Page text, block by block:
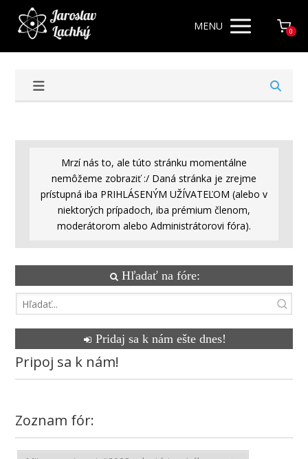
MENU 0
Mrzí nás to, ale túto stránku momentálne
nemôžeme zobraziť :/ Daná stránka je zrejme
prístupná iba PRIHLÁSENÝM UŽÍVATEĽOM (alebo v
niektorých prípadoch, iba prémium členom,
moderátorom alebo Administrátorovi fóra).
Hľadať na fóre:
Pridaj sa k nám ešte dnes!
Pripoj sa k nám!
Zoznam fór: